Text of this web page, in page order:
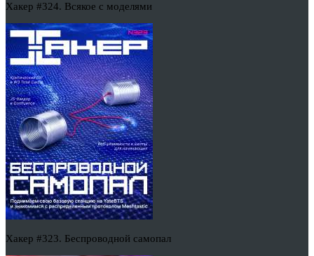
Хакер #324. Всякое с моделями
Хакер #323. Беспроводной самопал